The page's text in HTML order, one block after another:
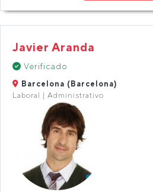
Javier Aranda
Verificado
Barcelona (Barcelona)
Laboral | Administrativo